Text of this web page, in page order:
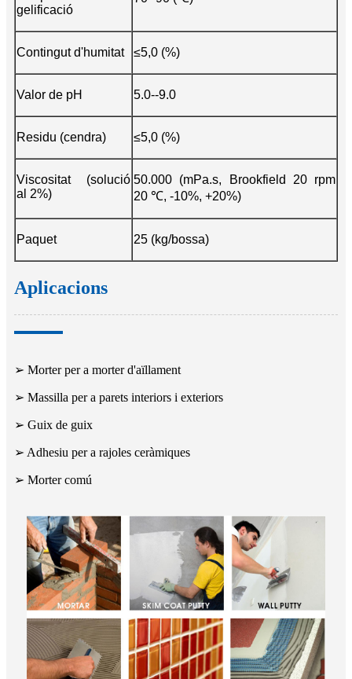
gelificació
Contingut d'humitat ≤5,0 (%)
Valor de pH 5.0--9.0
Residu (cendra) ≤5,0 (%)
Viscositat (solució
al 2%)
50.000 (mPa.s, Brookfield 20 rpm
20 ℃, -10%, +20%)
Paquet 25 (kg/bossa)
Aplicacions
➢ Morter per a morter d'aïllament
➢ Massilla per a parets interiors i exteriors
➢ Guix de guix
➢ Adhesiu per a rajoles ceràmiques
➢ Morter comú